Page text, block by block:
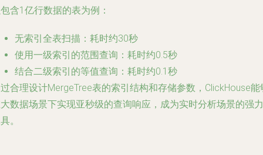
含1亿行数据的表为例：
无索引全表扫描：耗时约30秒
使用一级索引的范围查询：耗时约0.5秒
结合二级索引的等值查询：耗时约0.1秒
合理设计MergeTree表的索引结构和存储参数，ClickHouse能
数据场景下实现亚秒级的查询响应，成为实时分析场景的强力
。